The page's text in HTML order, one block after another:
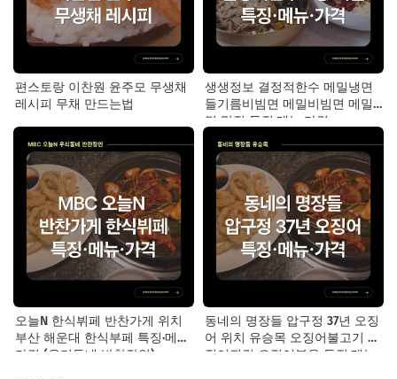
편스토랑 이찬원 윤주모 무생채
레시피 무채 만드는법
생생정보 결정적한수 메밀냉면
들기름비빔면 메밀비빔면 메밀
면 맛집 특징·메뉴·가격
오늘N 한식뷔페 반찬가게 위치
부산 해운대 한식부페 특징·메뉴·
가격 (우리동네 반찬장인)
동네의 명장들 압구정 37년 오징
어 위치 유승목 오징어불고기 오
징어튀김 오징어볶음 특징·메뉴·